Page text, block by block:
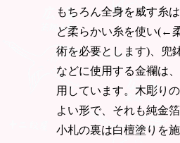
もちろん全身を威す糸
ど柔らかい糸を使い(←
術を必要とします)、兜
などに使用する金襴は
用しています。木彫り
よい形で、それも純金
小札の裏は白檀塗りを